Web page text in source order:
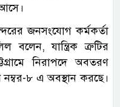
জনসংযোগ কর্মকর্তা
বলেন, যান্ত্রিক ত্রুটির
নিরাপদে অবতরণ
নম্বর-৮ এ অবস্থান করছে।